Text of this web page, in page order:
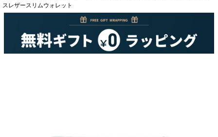
スレザースリムウォレット